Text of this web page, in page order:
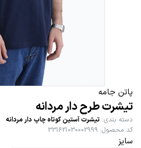
پاتن جامه
تیشرت طرح دار مردانه
دسته بندی: تیشرت آستین کوتاه چاپ دار مردانه
کد محصول:
331621030002999
سایز